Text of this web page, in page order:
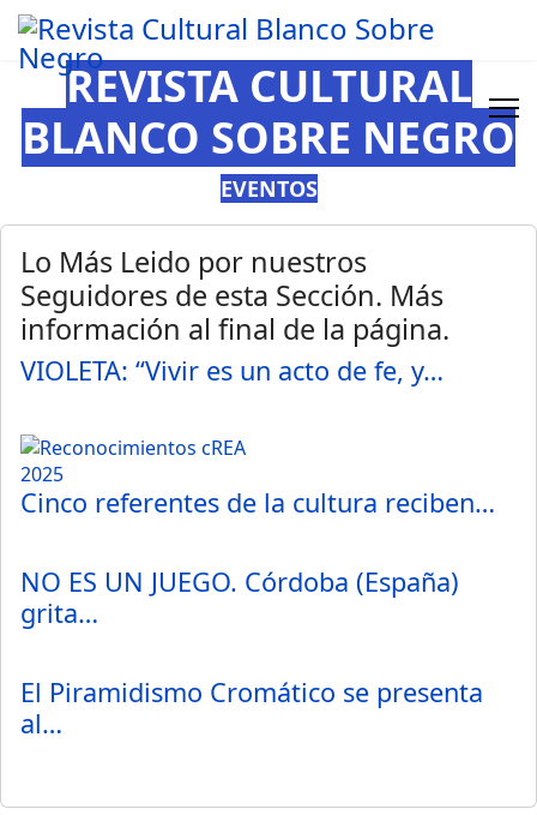
REVISTA CULTURAL
BLANCO SOBRE NEGRO
EVENTOS
Lo Más Leido por nuestros
Seguidores de esta Sección. Más
información al final de la página.
VIOLETA: “Vivir es un acto de fe, y…
Cinco referentes de la cultura reciben…
NO ES UN JUEGO. Córdoba (España)
grita…
El Piramidismo Cromático se presenta
al…